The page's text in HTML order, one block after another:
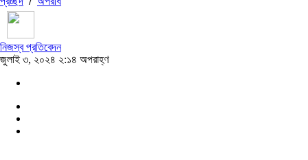
নিজস্ব প্রতিবেদন
জুলাই ৩, ২০২৪ ২:১৪ অপরাহ্ণ